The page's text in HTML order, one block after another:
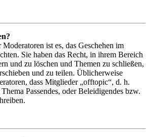
ist es, das Geschehen im
Sie haben das Recht, in ihrem Bereich
und zu löschen und Themen zu schließen,
und zu teilen. Üblicherweise
dass Mitglieder „offtopic“, d. h.
Passendes, oder Beleidigendes bzw.